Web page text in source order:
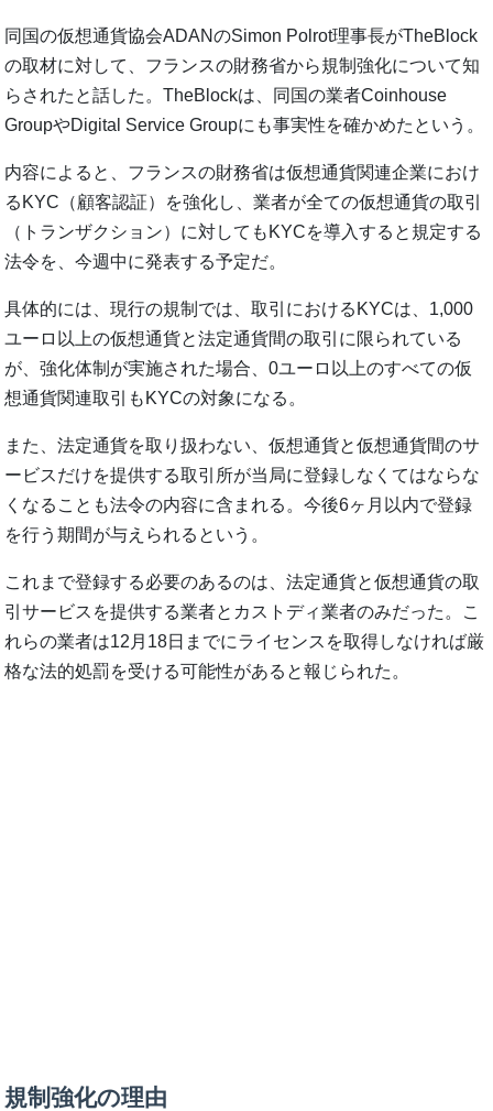
同国の仮想通貨協会ADANのSimon Polrot理事長がTheBlock
の取材に対して、フランスの財務省から規制強化について知
らされたと話した。TheBlockは、同国の業者Coinhouse
GroupやDigital Service Groupにも事実性を確かめたという。
内容によると、フランスの財務省は仮想通貨関連企業におけ
るKYC（顧客認証）を強化し、業者が全ての仮想通貨の取引
（トランザクション）に対してもKYCを導入すると規定する
法令を、今週中に発表する予定だ。
具体的には、現行の規制では、取引におけるKYCは、1,000
ユーロ以上の仮想通貨と法定通貨間の取引に限られている
が、強化体制が実施された場合、0ユーロ以上のすべての仮
想通貨関連取引もKYCの対象になる。
また、法定通貨を取り扱わない、仮想通貨と仮想通貨間のサ
ービスだけを提供する取引所が当局に登録しなくてはならな
くなることも法令の内容に含まれる。今後6ヶ月以内で登録
を行う期間が与えられるという。
これまで登録する必要のあるのは、法定通貨と仮想通貨の取
引サービスを提供する業者とカストディ業者のみだった。こ
れらの業者は12月18日までにライセンスを取得しなければ厳
格な法的処罰を受ける可能性があると報じられた。
規制強化の理由